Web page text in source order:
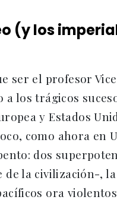
(y los
ser el profesor
los trágicos
y Estados
como ahora en
dos
de la civilización-,
ora